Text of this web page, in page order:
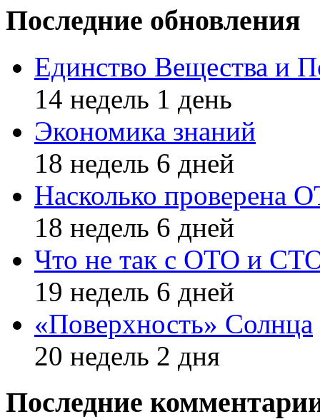
Последние обновления
Единство Вещества и
14 недель 1 день
Экономика знаний
18 недель 6 дней
Насколько проверена
18 недель 6 дней
Что не так с ОТО и
19 недель 6 дней
«Поверхность» Солнца
20 недель 2 дня
Последние